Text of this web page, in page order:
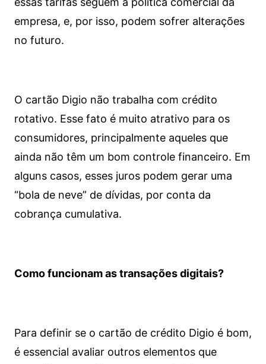
empresa, e, por isso, podem sofrer alterações
no futuro.
O cartão Digio não trabalha com crédito
rotativo. Esse fato é muito atrativo para os
consumidores, principalmente aqueles que
ainda não têm um bom controle financeiro. Em
alguns casos, esses juros podem gerar uma
“bola de neve” de dívidas, por conta da
cobrança cumulativa.
Como funcionam as transações digitais?
Para definir se o cartão de crédito Digio é bom,
é essencial avaliar outros elementos que